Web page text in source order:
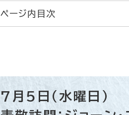
ページ内目次
7月5日（水曜日）